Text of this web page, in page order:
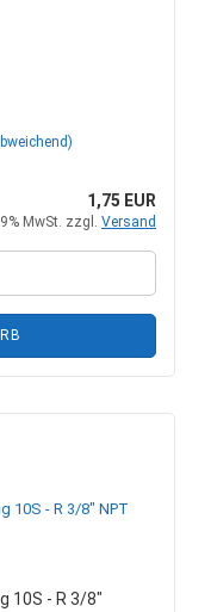
1,75 EUR
MwSt. zzgl. Versand
10S - R 3/8"